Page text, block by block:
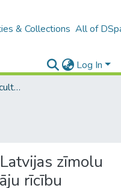
& Collections All of
Log In
B4 – LU fakultātes / Faculties of the UL
zīmolu
rīcību